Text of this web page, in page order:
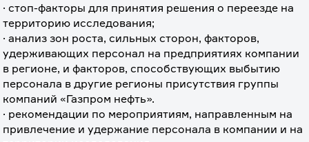
· стоп-факторы для принятия решения о переезде на
территорию исследования;
· анализ зон роста, сильных сторон, факторов,
удерживающих персонал на предприятиях компании
в регионе, и факторов, способствующих выбытию
персонала в другие регионы присутствия группы
компаний «Газпром нефть».
· рекомендации по мероприятиям, направленным на
привлечение и удержание персонала в компании и на